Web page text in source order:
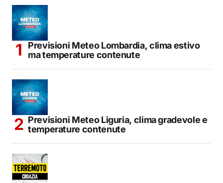
Previsioni Meteo Lombardia, clima estivo
ma temperature contenute
Previsioni Meteo Liguria, clima gradevole e
temperature contenute